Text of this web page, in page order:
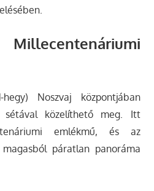
Noszvaj központjában
sétával közelíthető meg. Itt
emlékmű, és az
páratlan panoráma